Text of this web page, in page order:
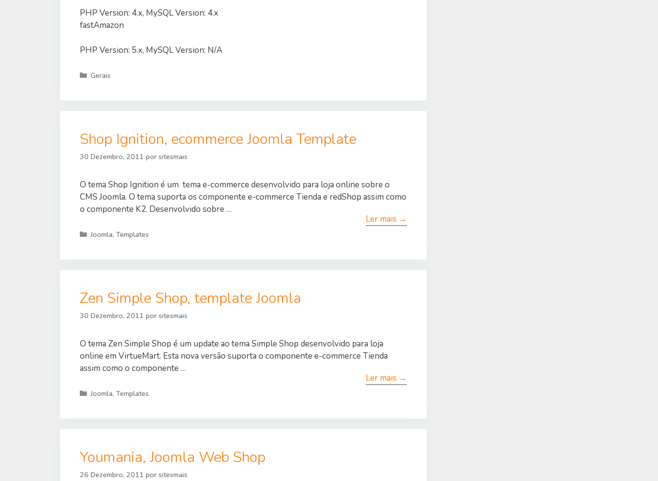
PHP Version: 4.x, MySQL Version: 4.x
fastAmazon
PHP Version: 5.x, MySQL Version: N/A
Categorias
Gerais
Shop Ignition, ecommerce Joomla Template
30 Dezembro, 2011 por sitesmais
O tema Shop Ignition é um tema e-commerce desenvolvido para loja online sobre o
CMS Joomla. O tema suporta os componente e-commerce Tienda e redShop assim como
o componente K2. Desenvolvido sobre …
Ler mais →
Categorias
Joomla, Templates
Zen Simple Shop, template Joomla
30 Dezembro, 2011 por sitesmais
O tema Zen Simple Shop é um update ao tema Simple Shop desenvolvido para loja
online em VirtueMart. Esta nova versão suporta o componente e-commerce Tienda
assim como o componente …
Ler mais →
Categorias
Joomla, Templates
Youmania, Joomla Web Shop
26 Dezembro, 2011 por sitesmais